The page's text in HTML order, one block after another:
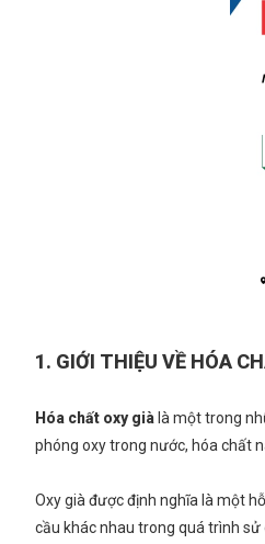
1. GIỚI THIỆU VỀ HÓA
Hóa chất oxy già là một trong
phóng oxy trong nước, hóa chất
Oxy già được định nghĩa là một
cầu khác nhau trong quá trình sử